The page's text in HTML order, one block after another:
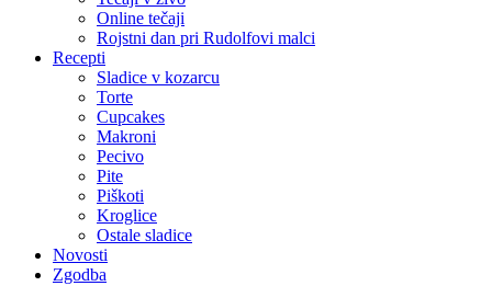
Online tečaji
Rojstni dan pri Rudolfovi malci
Recepti
Sladice v kozarcu
Torte
Cupcakes
Makroni
Pecivo
Pite
Piškoti
Kroglice
Ostale sladice
Novosti
Zgodba